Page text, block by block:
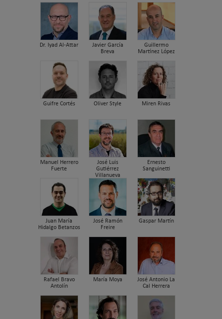
Dr. Iyad Al-Attar
Javier García
Breva
Guillermo
Martínez López
Guifre Cortés Oliver Style Miren Rivas
Manuel Herrero
Fuerte
José Luis
Gutiérrez
Villanueva
Ernesto
Sanguinetti
Juan María
Hidalgo Betanzos
José Ramón
Freire
Gaspar Martín
Rafael Bravo
Antolín
María Moya
José Antonio La
Cal Herrera